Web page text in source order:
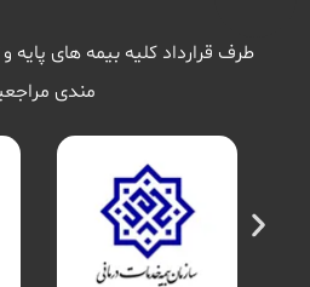
طرف قرارداد کلیه بیمه های
مندی